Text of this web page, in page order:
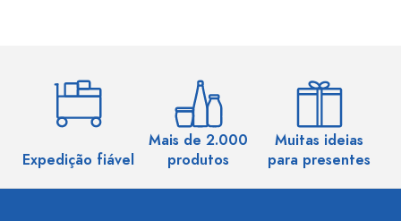
Expedição fiável
Mais de 2.000
produtos
Muitas ideias
para presentes